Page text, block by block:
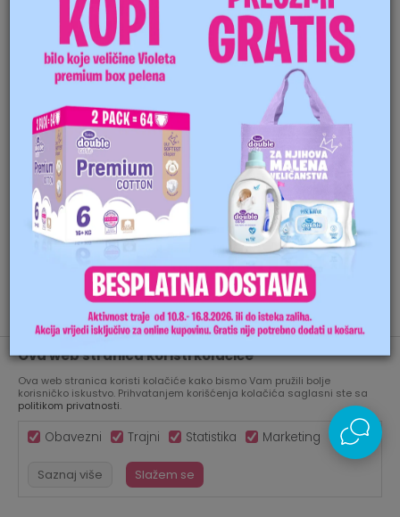
website:https://www.aksabih.ba
GO TO HOME
Ova web stranica koristi kolačiće
Ova web stranica koristi kolačiće kako bismo Vam pružili bolje
korisničko iskustvo. Prihvatanjem korišćenja kolačića saglasni ste sa
politikom privatnosti.
Obavezni Trajni Statistika Marketing
Saznaj više Slažem se